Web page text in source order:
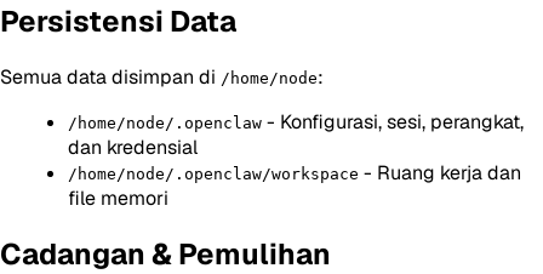
Persistensi Data
Semua data disimpan di /home/node:
/home/node/.openclaw - Konfigurasi, sesi, perangkat,
dan kredensial
/home/node/.openclaw/workspace - Ruang kerja dan
file memori
Cadangan & Pemulihan